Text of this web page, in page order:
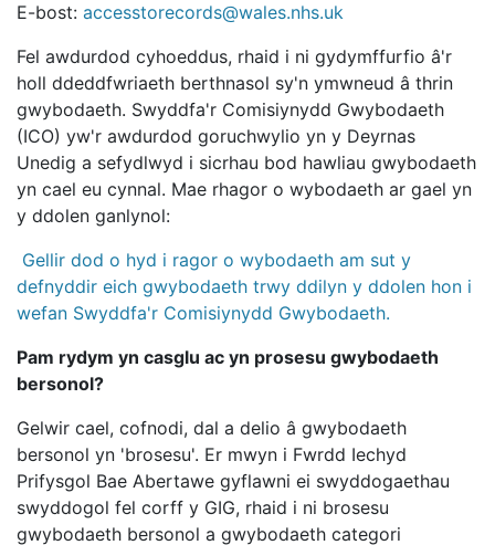
E-bost: accesstorecords@wales.nhs.uk
Fel awdurdod cyhoeddus, rhaid i ni gydymffurfio â'r
holl ddeddfwriaeth berthnasol sy'n ymwneud â thrin
gwybodaeth. Swyddfa'r Comisiynydd Gwybodaeth
(ICO) yw'r awdurdod goruchwylio yn y Deyrnas
Unedig a sefydlwyd i sicrhau bod hawliau gwybodaeth
yn cael eu cynnal. Mae rhagor o wybodaeth ar gael yn
y ddolen ganlynol:
Gellir dod o hyd i ragor o wybodaeth am sut y
defnyddir eich gwybodaeth trwy ddilyn y ddolen hon i
wefan Swyddfa'r Comisiynydd Gwybodaeth.
Pam rydym yn casglu ac yn prosesu gwybodaeth
bersonol?
Gelwir cael, cofnodi, dal a delio â gwybodaeth
bersonol yn 'brosesu'. Er mwyn i Fwrdd Iechyd
Prifysgol Bae Abertawe gyflawni ei swyddogaethau
swyddogol fel corff y GIG, rhaid i ni brosesu
gwybodaeth bersonol a gwybodaeth categori